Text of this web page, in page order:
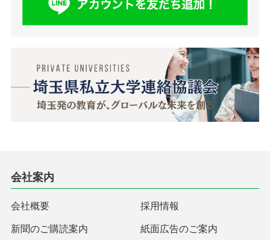
会社案内
会社概要 採用情報
新聞のご購読案内 紙面広告のご案内